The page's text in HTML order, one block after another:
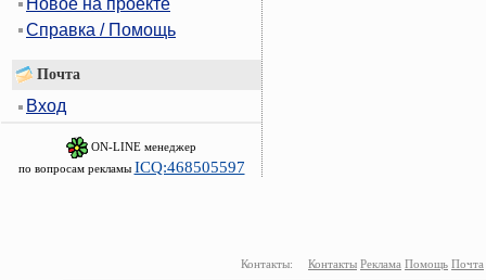
Справка / Помощь
Почта
Вход
ON-LINE менеджер
по вопросам рекламы ICQ:468505597
Контакты: Контакты Реклама Помощь Почта